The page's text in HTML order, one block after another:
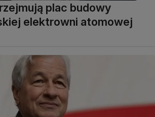
plac budowy
elektrowni atomowej